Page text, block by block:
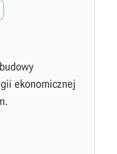
ekonomicznej